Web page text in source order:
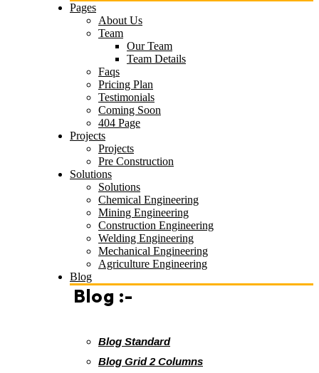
Pages
About Us
Team
Our Team
Team Details
Faqs
Pricing Plan
Testimonials
Coming Soon
404 Page
Projects
Projects
Pre Construction
Solutions
Solutions
Chemical Engineering
Mining Engineering
Construction Engineering
Welding Engineering
Mechanical Engineering
Agriculture Engineering
Blog
Blog :-
Blog Standard
Blog Grid 2 Columns